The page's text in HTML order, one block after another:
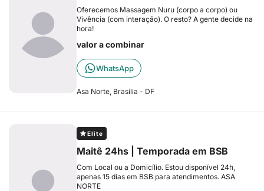
Oferecemos Massagem Nuru (corpo a corpo) ou
Vivência (com interação). O resto? A gente decide na
hora!
valor a combinar
WhatsApp
Asa Norte, Brasília - DF
Elite
Maitê 24hs | Temporada em BSB
Com Local ou a Domicílio. Estou disponível 24h,
apenas 15 dias em BSB para atendimentos. ASA
NORTE